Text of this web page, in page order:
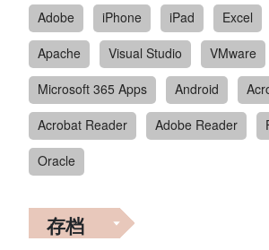
Adobe
iPhone iPad Excel
Apache
Visual Studio VMware
Microsoft 365 Apps
Android
Acrobat Reader
Adobe Reader
Oracle
存档